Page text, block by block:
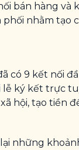
bán hàng
nhằm tạo
có 9 kết nối
lễ ký kết trực
hội, tạo tiền
những